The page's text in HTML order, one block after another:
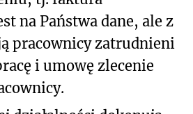
na Państwa dane, ale z
pracownicy zatrudnieni
i umowę zlecenie